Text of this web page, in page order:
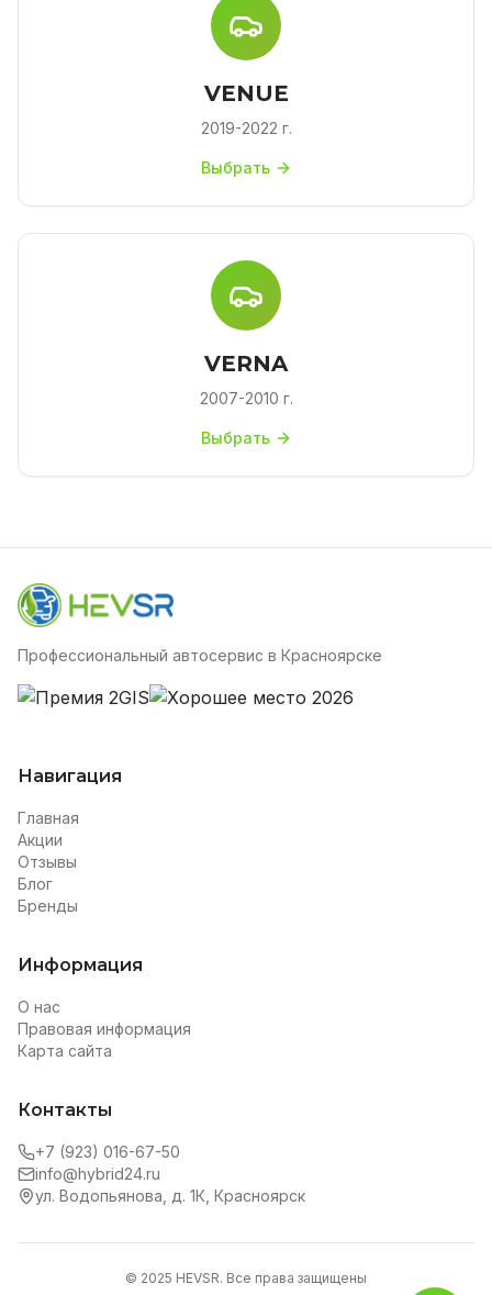
VENUE
2019-2022 г.
Выбрать
VERNA
2007-2010 г.
Выбрать
Профессиональный автосервис в Красноярске
Навигация
Главная
Акции
Отзывы
Блог
Бренды
Информация
О нас
Правовая информация
Карта сайта
Контакты
+7 (923) 016-67-50
info@hybrid24.ru
ул. Водопьянова, д. 1К, Красноярск
© 2025 HEVSR. Все права защищены